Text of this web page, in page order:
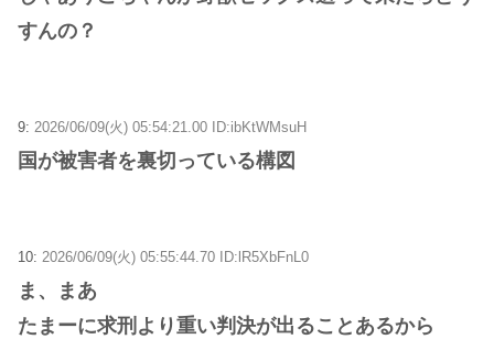
すんの？
9: 2026/06/09(火) 05:54:21.00 ID:ibKtWMsuH
国が被害者を裏切っている構図
10: 2026/06/09(火) 05:55:44.70 ID:lR5XbFnL0
ま、まあ
たまーに求刑より重い判決が出ることあるから